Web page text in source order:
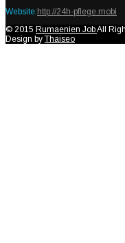
Website: http://24h-pflege.mobi
© 2015 Rumaenien JobAll
Design by Thaiseo